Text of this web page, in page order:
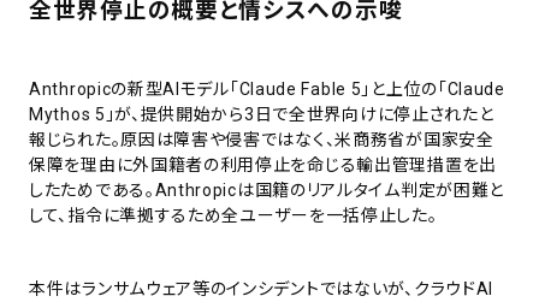
全世界停止の概要と情シスへの示唆
Anthropicの新型AIモデル「Claude Fable 5」と上位の「Claude
Mythos 5」が、提供開始から3日で全世界向けに停止されたと
報じられた。原因は障害や侵害ではなく、米商務省が国家安全
保障を理由に外国籍者の利用停止を命じる輸出管理措置を出
したためである。Anthropicは国籍のリアルタイム判定が困難と
して、指令に準拠するため全ユーザーを一括停止した。
本件はランサムウェア等のインシデントではないが、クラウドAI